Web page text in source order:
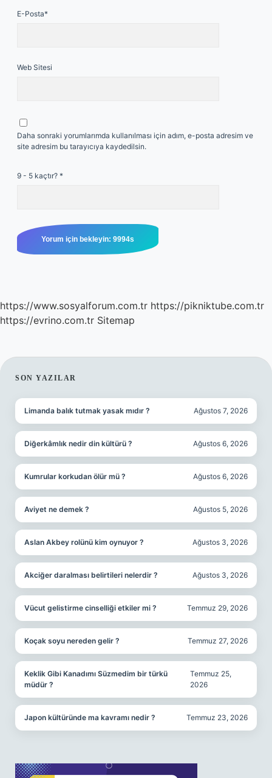
E-Posta*
Web Sitesi
Daha sonraki yorumlarımda kullanılması için adım, e-posta adresim ve
site adresim bu tarayıcıya kaydedilsin.
9 - 5 kaçtır? *
https://www.sosyalforum.com.tr https://pikniktube.com.tr
https://evrino.com.tr Sitemap
SIDEBAR
SON YAZILAR
Limanda balık tutmak yasak mıdır ? Ağustos 7, 2026
Diğerkâmlık nedir din kültürü ? Ağustos 6, 2026
Kumrular korkudan ölür mü ? Ağustos 6, 2026
Aviyet ne demek ? Ağustos 5, 2026
Aslan Akbey rolünü kim oynuyor ? Ağustos 3, 2026
Akciğer daralması belirtileri nelerdir ? Ağustos 3, 2026
Vücut gelistirme cinselliği etkiler mi ? Temmuz 29, 2026
Koçak soyu nereden gelir ? Temmuz 27, 2026
Keklik Gibi Kanadımı Süzmedim bir türkü
müdür ?
Temmuz 25,
2026
Japon kültüründe ma kavramı nedir ? Temmuz 23, 2026